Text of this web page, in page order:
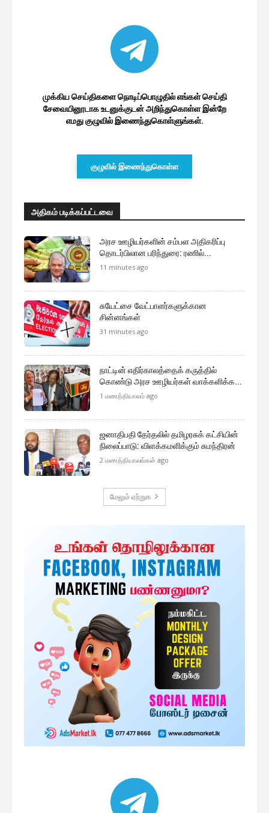
முக்கிய செய்திகளை நொடிப்பொழுதில் எங்கள் செய்தி
சேவையினூடாக உடனுக்குடன் அறிந்துகொள்ள இன்றே
எமது குழுவில் இணைந்துகொள்ளுங்கள்.
குழுவில் இணைந்துகொள்ள
முக்கிய செய்திகளை நொடிப்பொழுதில் எங்கள் செய்தி
எமது குழுவில் இணைந்துகொள்ளுங்கள்.
அதிகம் படிக்கப்பட்டவை
அரச ஊழியர்களின் சம்பள அதிகரிப்பு
தொடர்பிலான பரிந்துரை: ரணில்...
11 minutes ago
சுயேட்சை வேட்பாளர்களுக்கான
சின்னங்கள்
31 minutes ago
ஜனாதிபதி தேர்தலில் தமிழரசுக் கட்சியின்